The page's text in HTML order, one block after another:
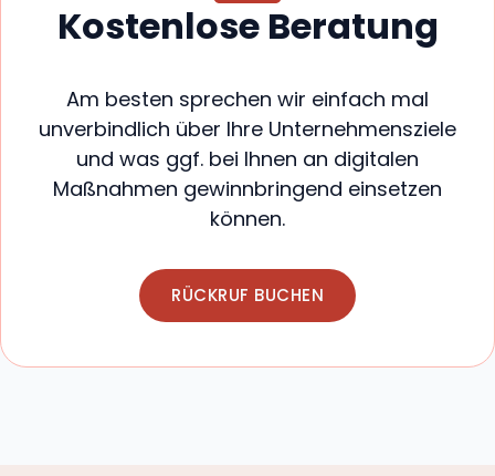
Kostenlose Beratung
Am besten sprechen wir einfach mal
unverbindlich über Ihre Unternehmensziele
und was ggf. bei Ihnen an digitalen
Maßnahmen gewinnbringend einsetzen
können.
RÜCKRUF BUCHEN